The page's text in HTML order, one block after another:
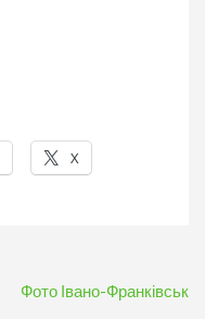
X
Фото Івано-Франківськ